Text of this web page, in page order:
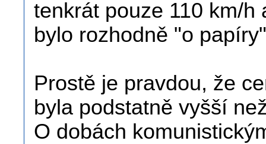
tenkrát pouze 110 km/
bylo rozhodně "o
Prostě je pravdou, že
byla podstatně vyšší
O dobách